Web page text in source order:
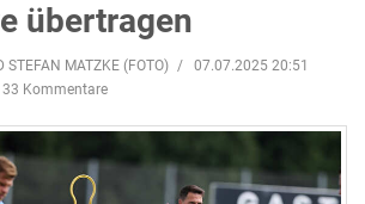
übertragen
STEFAN MATZKE (FOTO)
07.07.2025 20:51
33 Kommentare